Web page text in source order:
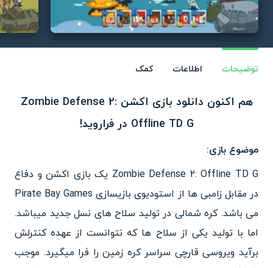
توضیحات اطلاعات کمک
هم اکنون دانلود بازی اکشن Zombie Defense 2:
Offline TD G در فراروید!
موضوع بازی:
Zombie Defense 2: Offline TD G یک بازی اکشن و دفاع
در مقابل زامبی ها از استودیوی بازیسازی Pirate Bay Games
می باشد. کره شمالی در تولید سلاح های نسل جدید میباشد.
اما با تولید یکی از سلاح ها که نتوانست از عهده کنترلش
برآید ویروسی قارچی سراسر کره زمین را فرا میگیرد. موجب